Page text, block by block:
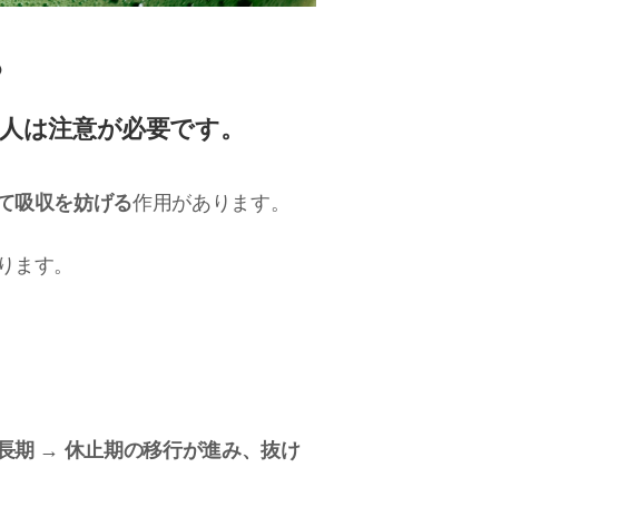
は注意が必要です。
吸収を妨げる作用があります。
す。
期 → 休止期の移行が進み、抜け